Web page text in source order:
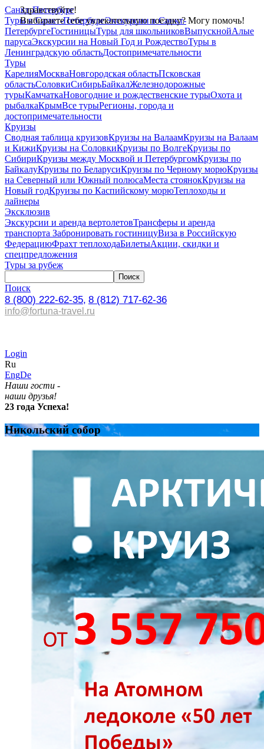
Здравствуйте!
Выбираете себе увлекательную поездку? Могу помочь!
Санкт-Петербург
Туры в Санкт-ПетербургЭкскурсии в Санкт-
ПетербургеГостиницыТуры для школьниковВыпускнойАлые
парусаЭкскурсии на Новый Год и РождествоТуры в
Ленинградскую областьДостопримечательности
Туры
КарелияМоскваНовгородская областьПсковская
областьСоловкиСибирьБайкалЖелезнодорожные
турыКамчаткаНовогодние и рождественские турыОхота и
рыбалкаКрымВсе турыРегионы, города и
достопримечательности
Круизы
Сводная таблица круизовКруизы на ВалаамКруизы на Валаам
и КижиКруизы на СоловкиКруизы по ВолгеКруизы по
СибириКруизы между Москвой и ПетербургомКруизы по
БайкалуКруизы по БеларусиКруизы по Черному морюКруизы
на Северный или Южный полюсаМеста стоянокКруизы на
Новый годКруизы по Каспийскому морюТеплоходы и
лайнеры
Эксклюзив
Экскурсии и аренда вертолетовТрансферы и аренда
транспорта Забронировать гостиницуВиза в Российскую
ФедерациюФрахт теплоходаБилетыАкции, скидки и
спецпредложения
Туры за рубеж
Поиск
8 (800) 222-62-35, 8 (812) 717-62-36
info@fortuna-travel.ru
Login
Ru
EngDe
Наши гости -
наши друзья!
23 года Успеха!
Никольский собор